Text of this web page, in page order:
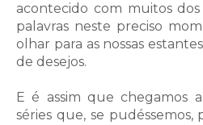
acontecido com muitos
palavras neste preciso
olhar para as nossas
de desejos.
E é assim que chegamos
séries que, se pudéssemos,